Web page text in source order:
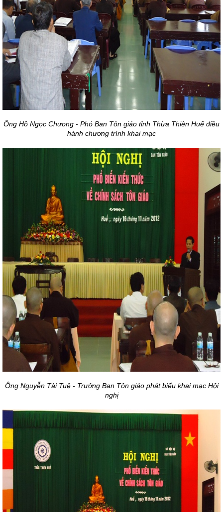
Ông Hồ Ngọc Chương - Phó Ban Tôn giáo tỉnh Thừa Thiên Huế điều
hành chương trình khai mạc
Ông Nguyễn Tài Tuệ - Trưởng Ban Tôn giáo phát biểu khai mạc Hội
nghị